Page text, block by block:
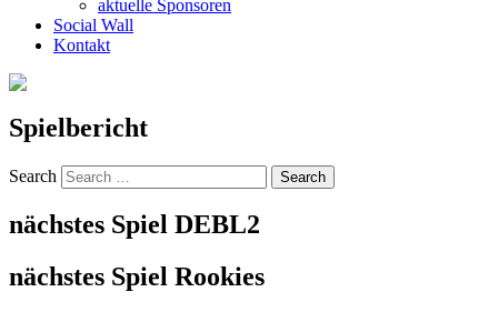
aktuelle Sponsoren
Social Wall
Kontakt
Spielbericht
Search
nächstes Spiel DEBL2
nächstes Spiel Rookies